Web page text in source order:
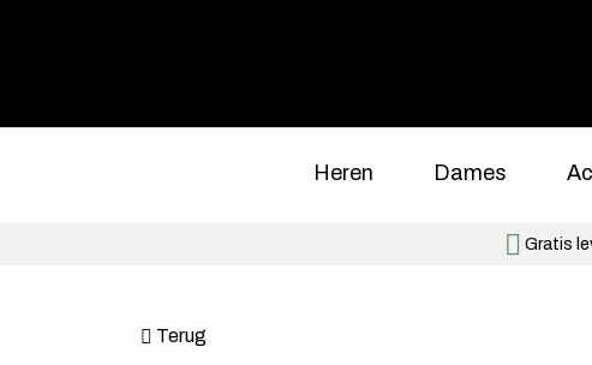
Heren Dames
Gratis
Terug